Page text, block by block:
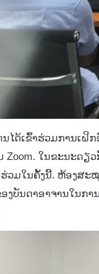
ໄດ້ເຂົ້າຮ່ວມການເຝິກ
Zoom. ໃນຂະນະດຽ
ວມໃນຄັ້ງນີ້. ຫ້ອງສະ
ງບັນດາອາຈານໃນກ